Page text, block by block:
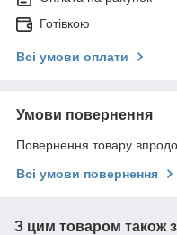
Готівкою
Всі умови оплати
Умови повернення
Повернення товару
Всі умови повернення
З цим товаром також